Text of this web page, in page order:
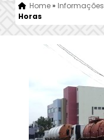
Home» Informações
Horas